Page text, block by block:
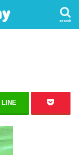
search
LINE